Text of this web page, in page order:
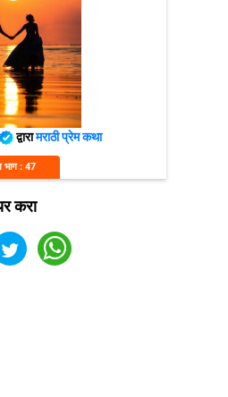
द्वारामराठी प्रेम कथा
भाग : 47
करा